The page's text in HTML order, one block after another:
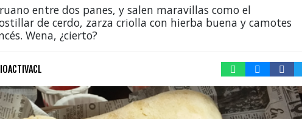
entre dos panes, y salen maravillas como el
de cerdo, zarza criolla con hierba buena y camotes
Wena, ¿cierto?